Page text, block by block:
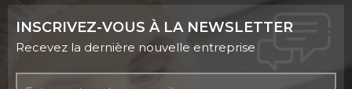
INSCRIVEZ-VOUS À LA NEWSLETTER
Recevez la dernière nouvelle entreprise